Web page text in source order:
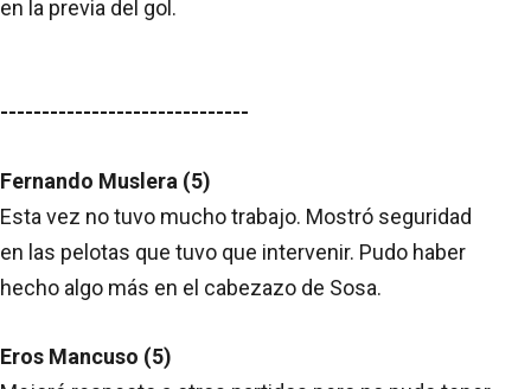
en la previa del gol.
------------------------------
Fernando Muslera (5)
Esta vez no tuvo mucho trabajo. Mostró seguridad
en las pelotas que tuvo que intervenir. Pudo haber
hecho algo más en el cabezazo de Sosa.
Eros Mancuso (5)